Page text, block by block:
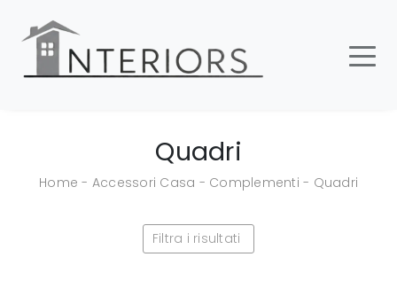
Quadri
Home - Accessori Casa - Complementi - Quadri
Filtra i risultati